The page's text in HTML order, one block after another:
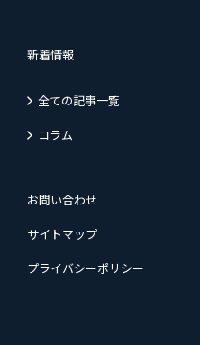
新着情報
全ての記事一覧
コラム
お問い合わせ
サイトマップ
プライバシーポリシー